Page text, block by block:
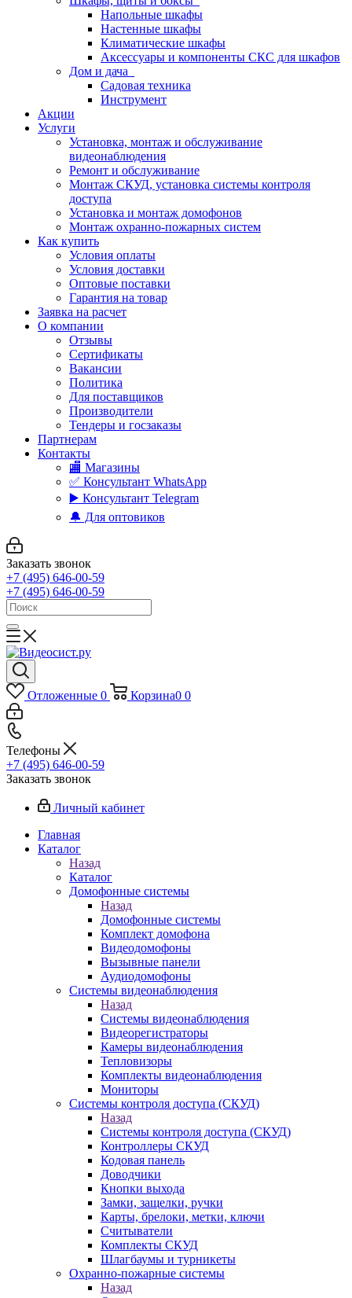
Напольные шкафы
Настенные шкафы
Климатические шкафы
Аксессуары и компоненты СКС для шкафов
Дом и дача
Садовая техника
Инструмент
Акции
Услуги
Установка, монтаж и обслуживание
видеонаблюдения
Ремонт и обслуживание
Монтаж СКУД, установка системы контроля
доступа
Установка и монтаж домофонов
Монтаж охранно-пожарных систем
Как купить
Условия оплаты
Условия доставки
Оптовые поставки
Гарантия на товар
Заявка на расчет
О компании
Отзывы
Сертификаты
Вакансии
Политика
Для поставщиков
Производители
Тендеры и госзаказы
Партнерам
Контакты
🏬 Магазины
✅️ Консультант WhatsApp
▶️ Консультант Telegram
🔔 Для оптовиков
Заказать звонок
+7 (495) 646-00-59
+7 (495) 646-00-59
Отложенные 0 Корзина0 0
Телефоны
+7 (495) 646-00-59
Заказать звонок
Личный кабинет
Главная
Каталог
Назад
Каталог
Домофонные системы
Назад
Домофонные системы
Комплект домофона
Видеодомофоны
Вызывные панели
Аудиодомофоны
Системы видеонаблюдения
Назад
Системы видеонаблюдения
Видеорегистраторы
Камеры видеонаблюдения
Тепловизоры
Комплекты видеонаблюдения
Мониторы
Системы контроля доступа (СКУД)
Назад
Системы контроля доступа (СКУД)
Контроллеры СКУД
Кодовая панель
Доводчики
Кнопки выхода
Замки, защелки, ручки
Карты, брелоки, метки, ключи
Считыватели
Комплекты СКУД
Шлагбаумы и турникеты
Охранно-пожарные системы
Назад